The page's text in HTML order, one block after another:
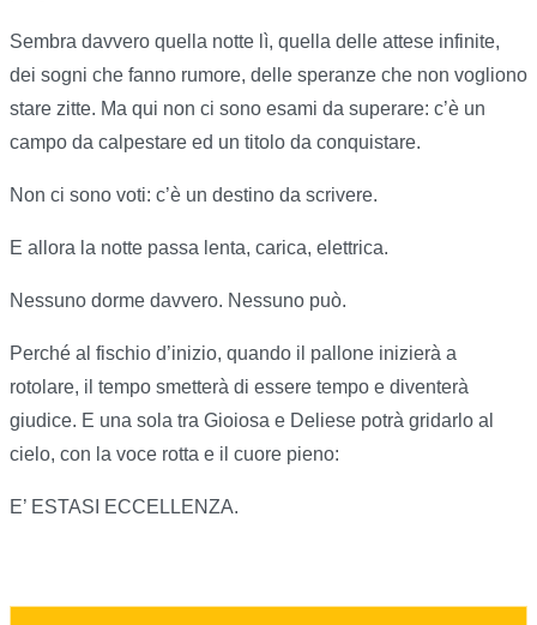
Sembra davvero quella notte lì, quella delle attese infinite,
dei sogni che fanno rumore, delle speranze che non vogliono
stare zitte. Ma qui non ci sono esami da superare: c’è un
campo da calpestare ed un titolo da conquistare.
Non ci sono voti: c’è un destino da scrivere.
E allora la notte passa lenta, carica, elettrica.
Nessuno dorme davvero. Nessuno può.
Perché al fischio d’inizio, quando il pallone inizierà a
rotolare, il tempo smetterà di essere tempo e diventerà
giudice. E una sola tra Gioiosa e Deliese potrà gridarlo al
cielo, con la voce rotta e il cuore pieno:
E’ ESTASI ECCELLENZA.